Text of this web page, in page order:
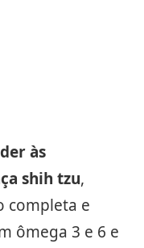
às
shih tzu,
completa e
ômega 3 e 6 e